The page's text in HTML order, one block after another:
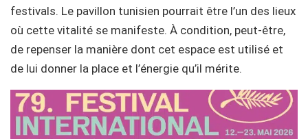
festivals. Le pavillon tunisien pourrait être l’un des lieux
où cette vitalité se manifeste. À condition, peut-être,
de repenser la manière dont cet espace est utilisé et
de lui donner la place et l’énergie qu’il mérite.